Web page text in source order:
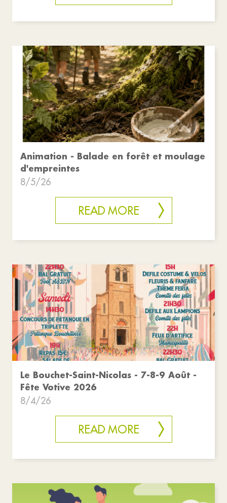
Animation - Balade en forêt et moulage
d'empreintes
8/5/26
READ MORE
Le Bouchet-Saint-Nicolas - 7-8-9 Août -
Fête Votive 2026
8/4/26
READ MORE